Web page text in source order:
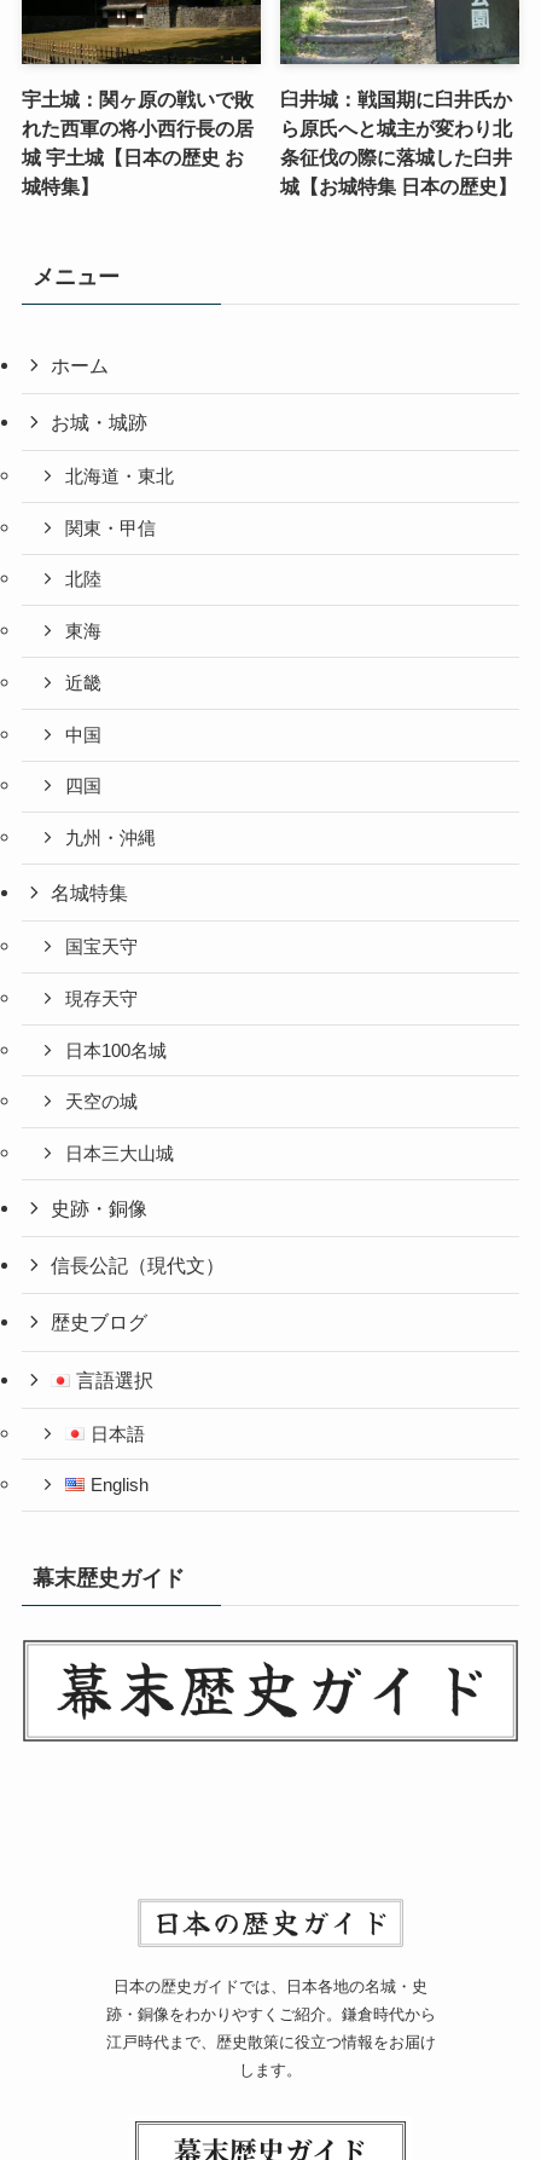
宇土城：関ヶ原の戦いで敗
れた西軍の将小西行長の居
城 宇土城【日本の歴史 お
城特集】
臼井城：戦国期に臼井氏か
ら原氏へと城主が変わり北
条征伐の際に落城した臼井
城【お城特集 日本の歴史】
メニュー
ホーム
お城・城跡
北海道・東北
関東・甲信
北陸
東海
近畿
中国
四国
九州・沖縄
名城特集
国宝天守
現存天守
日本100名城
天空の城
日本三大山城
史跡・銅像
信長公記（現代文）
歴史ブログ
言語選択
日本語
English
幕末歴史ガイド
日本の歴史ガイドでは、日本各地の名城・史
跡・銅像をわかりやすくご紹介。鎌倉時代から
江戸時代まで、歴史散策に役立つ情報をお届け
します。